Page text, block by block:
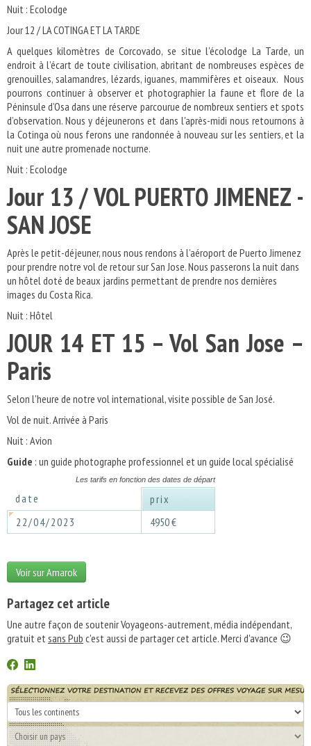
Nuit : Ecolodge
Jour 12 / LA COTINGA ET LA TARDE
A quelques kilomètres de Corcovado, se situe l’écolodge La Tarde, un
endroit à l’écart de toute civilisation, abritant de nombreuses espèces de
grenouilles, salamandres, lézards, iguanes, mammifères et oiseaux. Nous
pourrons continuer à observer et photographier la faune et flore de la
Péninsule d’Osa dans une réserve parcourue de nombreux sentiers et spots
d’observation. Nous y déjeunerons et dans l'après-midi nous retournons à
la Cotinga où nous ferons une randonnée à nouveau sur les sentiers, et la
nuit une autre promenade nocturne.
Nuit : Ecolodge
Jour 13 / VOL PUERTO JIMENEZ -
SAN JOSE
Après le petit-déjeuner, nous nous rendons à l’aéroport de Puerto Jimenez
pour prendre notre vol de retour sur San Jose. Nous passerons la nuit dans
un hôtel doté de beaux jardins permettant de prendre nos dernières
images du Costa Rica.
Nuit : Hôtel
JOUR 14 ET 15 – Vol San Jose –
Paris
Selon l'heure de notre vol international, visite possible de San José.
Vol de nuit. Arrivée à Paris
Nuit : Avion
Guide : un guide photographe professionnel et un guide local spécialisé
Les tarifs en fonction des dates de départ
date
prix
22/04/2023
4950 €
Voir sur Amarok
Partagez cet article
Une autre façon de soutenir Voyageons-autrement, média indépendant,
gratuit etsans Pub c'est aussi de partager cet article. Merci d'avance 😉